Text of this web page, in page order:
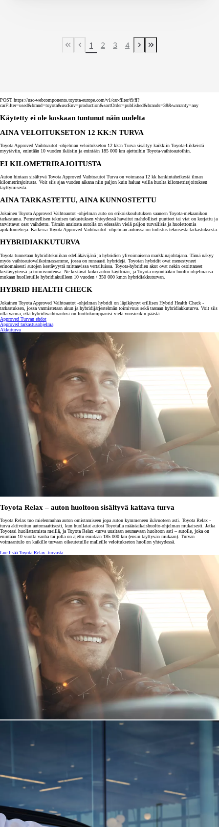
First Page
Previous page
1 2 3 4
Next page
Last Page
POST https://usc-webcomponents.toyota-europe.com/v1/car-filter/fi/fi?
carFilter=used&brand=toyota&uscEnv=production&sortOrder=published&brands=38&warranty=any
Käytetty ei ole koskaan tuntunut näin uudelta
AINA VELOITUKSETON 12 KK:N TURVA
Toyota Approved Vaihtoautot -ohjelman veloitukseton 12 kk:n Turva sisältyy kaikkiin Toyota-liikkeistä
myytäviin, enintään 10 vuoden ikäisiin ja enintään 185 000 km ajettuihin Toyota-vaihtoautoihin.
EI KILOMETRIRAJOITUSTA
Auton hintaan sisältyvä Toyota Approved Vaihtoautot Turva on voimassa 12 kk hankintahetkestä ilman
kilometrirajoitusta. Voit siis ajaa vuoden aikana niin paljon kuin haluat vailla huolta kilometrirajoituksen
täyttymisestä.
AINA TARKASTETTU, AINA KUNNOSTETTU
Jokainen Toyota Approved Vaihtoautot -ohjelman auto on erikoiskoulutuksen saaneen Toyota-mekaanikon
tarkastama. Perusteellisen teknisen tarkastuksen yhteydessä havaitut mahdolliset puutteet tai viat on korjattu ja
tarvittavat osat vaihdettu. Tämän ansiosta autolla on edessään vielä paljon turvallisia ja huolettomia
ajokilometrejä. Kaikissa Toyota Approved Vaihtoautot -ohjelman autoissa on todistus teknisestä tarkastuksesta.
HYBRIDIAKKUTURVA
Toyota tunnetaan hybriditekniikan edelläkävijänä ja hybridien ylivoimaisena markkinajohtajana. Tämä näkyy
myös vaihtoautovalikoimassamme, jossa on runsaasti hybridejä. Toyotan hybridit ovat menestyneet
erinomaisesti autojen kestävyyttä mittaavissa vertailuissa. Toyota-hybridien akut ovat nekin osoittaneet
kestävyytensä ja toimivuutensa. Ne kestävät koko auton käyttöiän, ja Toyota myöntääkin huolto-ohjelmansa
mukaan huolletuille hybridiakuilleen 10 vuoden / 350 000 km:n hybridiakkuturvan.
HYBRID HEALTH CHECK
Jokainen Toyota Approved Vaihtoautot -ohjelman hybridi on läpikäynyt erillisen Hybrid Health Check -
tarkastuksen, jossa varmistetaan akun ja hybridijärjestelmän toimivuus sekä taataan hybridiakkuturva. Voit siis
olla varma, että hybridivaihtoautosi on luottokumppanisi vielä vuosienkin päästä.
Approved Turvan ehdot
Approved tarkastusohjelma
Akkuturva
Toyota Relax – auton huoltoon sisältyvä kattava turva
Toyota Relax tuo mielenrauhaa auton omistamiseen jopa auton kymmeneen ikävuoteen asti. Toyota Relax -
turva aktivoituu automaattisesti, kun huollatat autosi Toyotalla määräaikaishuolto-ohjelman mukaisesti. Jatka
Toyotasi huollattamista meillä, ja Toyota Relax -turva uusitaan seuraavaan huoltoon asti – autolle, joka on
enintään 10 vuotta vanha tai jolla on ajettu enintään 185 000 km (ensin täyttyvän mukaan). Turvan
voimaantulo on kaikille turvaan oikeutetuille malleille veloitukseton huollon yhteydessä.
Lue lisää Toyota Relax -turvasta